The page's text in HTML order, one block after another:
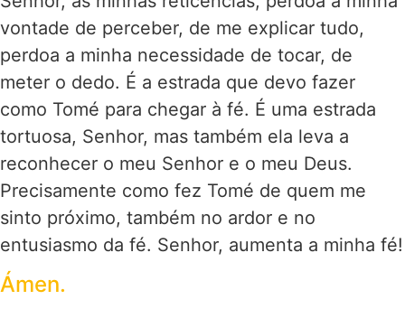
vontade de perceber, de me explicar tudo,
perdoa a minha necessidade de tocar, de
meter o dedo. É a estrada que devo fazer
como Tomé para chegar à fé. É uma estrada
tortuosa, Senhor, mas também ela leva a
reconhecer o meu Senhor e o meu Deus.
Precisamente como fez Tomé de quem me
sinto próximo, também no ardor e no
entusiasmo da fé. Senhor, aumenta a minha fé!
Ámen.